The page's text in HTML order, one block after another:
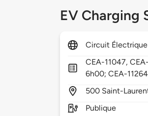
EV Charging
Circuit Électrique
CEA-11047,
6h00; CEA-
500 Saint-
Publique